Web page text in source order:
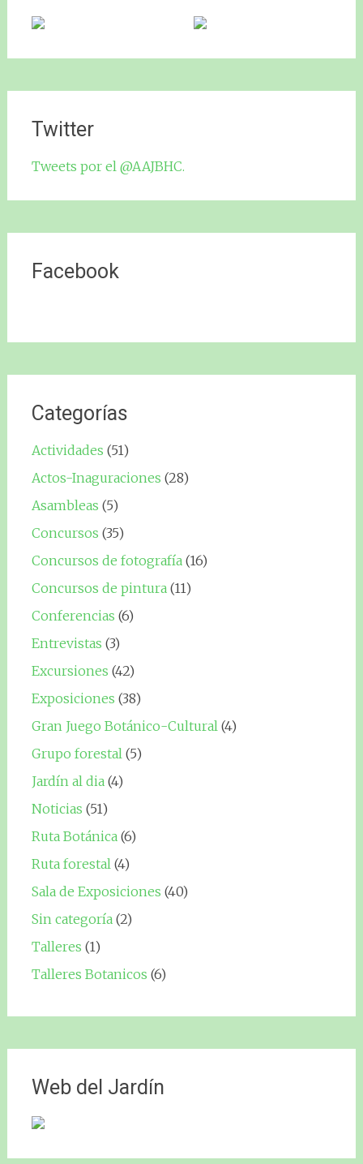
Twitter
Tweets por el @AAJBHC.
Facebook
Categorías
Actividades (51)
Actos-Inaguraciones (28)
Asambleas (5)
Concursos (35)
Concursos de fotografía(16)
Concursos de pintura(11)
Conferencias (6)
Entrevistas (3)
Excursiones (42)
Exposiciones (38)
Gran Juego Botánico-Cultural(4)
Grupo forestal(5)
Jardín al dia(4)
Noticias (51)
Ruta Botánica(6)
Ruta forestal(4)
Sala de Exposiciones (40)
Sin categoría(2)
Talleres (1)
Talleres Botanicos (6)
Web del Jardín